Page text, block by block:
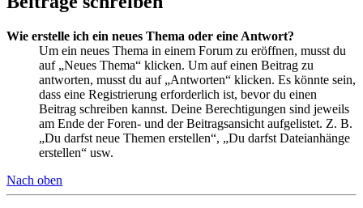
Wie erstelle ich ein neues Thema oder eine Antwort?
Um ein neues Thema in einem Forum zu eröffnen, musst du
auf „Neues Thema“ klicken. Um auf einen Beitrag zu
antworten, musst du auf „Antworten“ klicken. Es könnte sein,
dass eine Registrierung erforderlich ist, bevor du einen
Beitrag schreiben kannst. Deine Berechtigungen sind jeweils
am Ende der Foren- und der Beitragsansicht aufgelistet. Z. B.
„Du darfst neue Themen erstellen“, „Du darfst Dateianhänge
erstellen“ usw.
Nach oben